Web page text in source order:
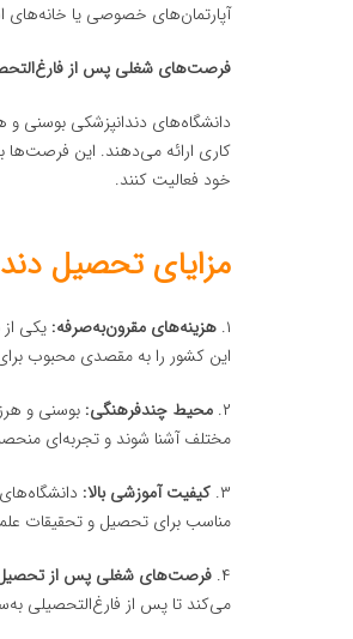
آپارتمان‌های خصوصی یا خانه‌های
فرصت‌های شغلی پس از
دانشگاه‌های دندانپزشکی بوسنی و
کاری ارائه می‌دهند. این فرصت‌ها
خود فعالیت کنند.
مزایای تحصیل
۱. هزینه‌های مقرون‌به‌صرفه: یکی
این کشور را به مقصدی محبوب
۲. محیط چندفرهنگی: بوسنی و
مختلف آشنا شوند و تجربه‌ای
۳. کیفیت آموزشی بالا:
مناسب برای تحصیل و تحقیقات
۴. فرصت‌های شغلی پس از
می‌کند تا پس از فارغ‌التحصیلی